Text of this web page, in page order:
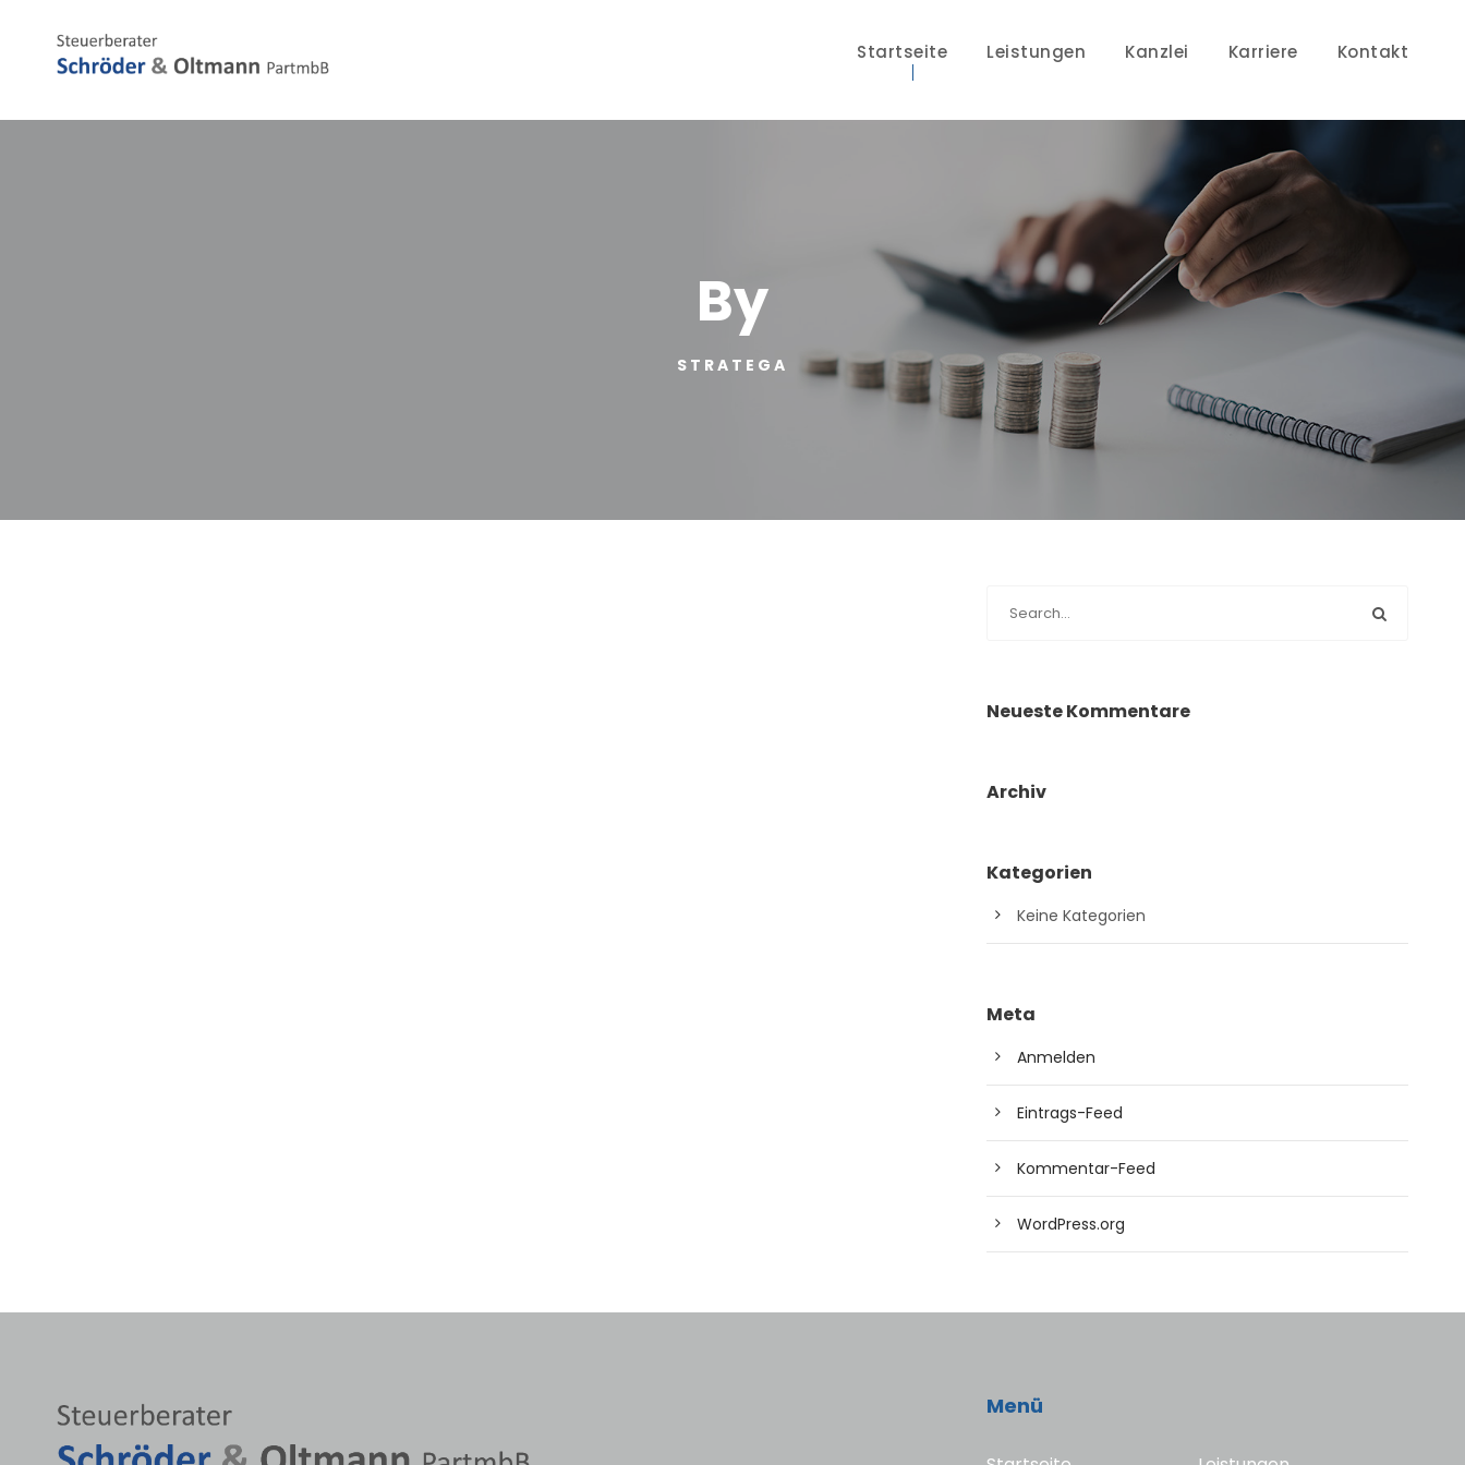
Startseite Leistungen Kanzlei Karriere Kontakt
By
STRATEGA
Neueste Kommentare
Archiv
Kategorien
Keine Kategorien
Meta
Anmelden
Eintrags-Feed
Kommentar-Feed
WordPress.org
Menü